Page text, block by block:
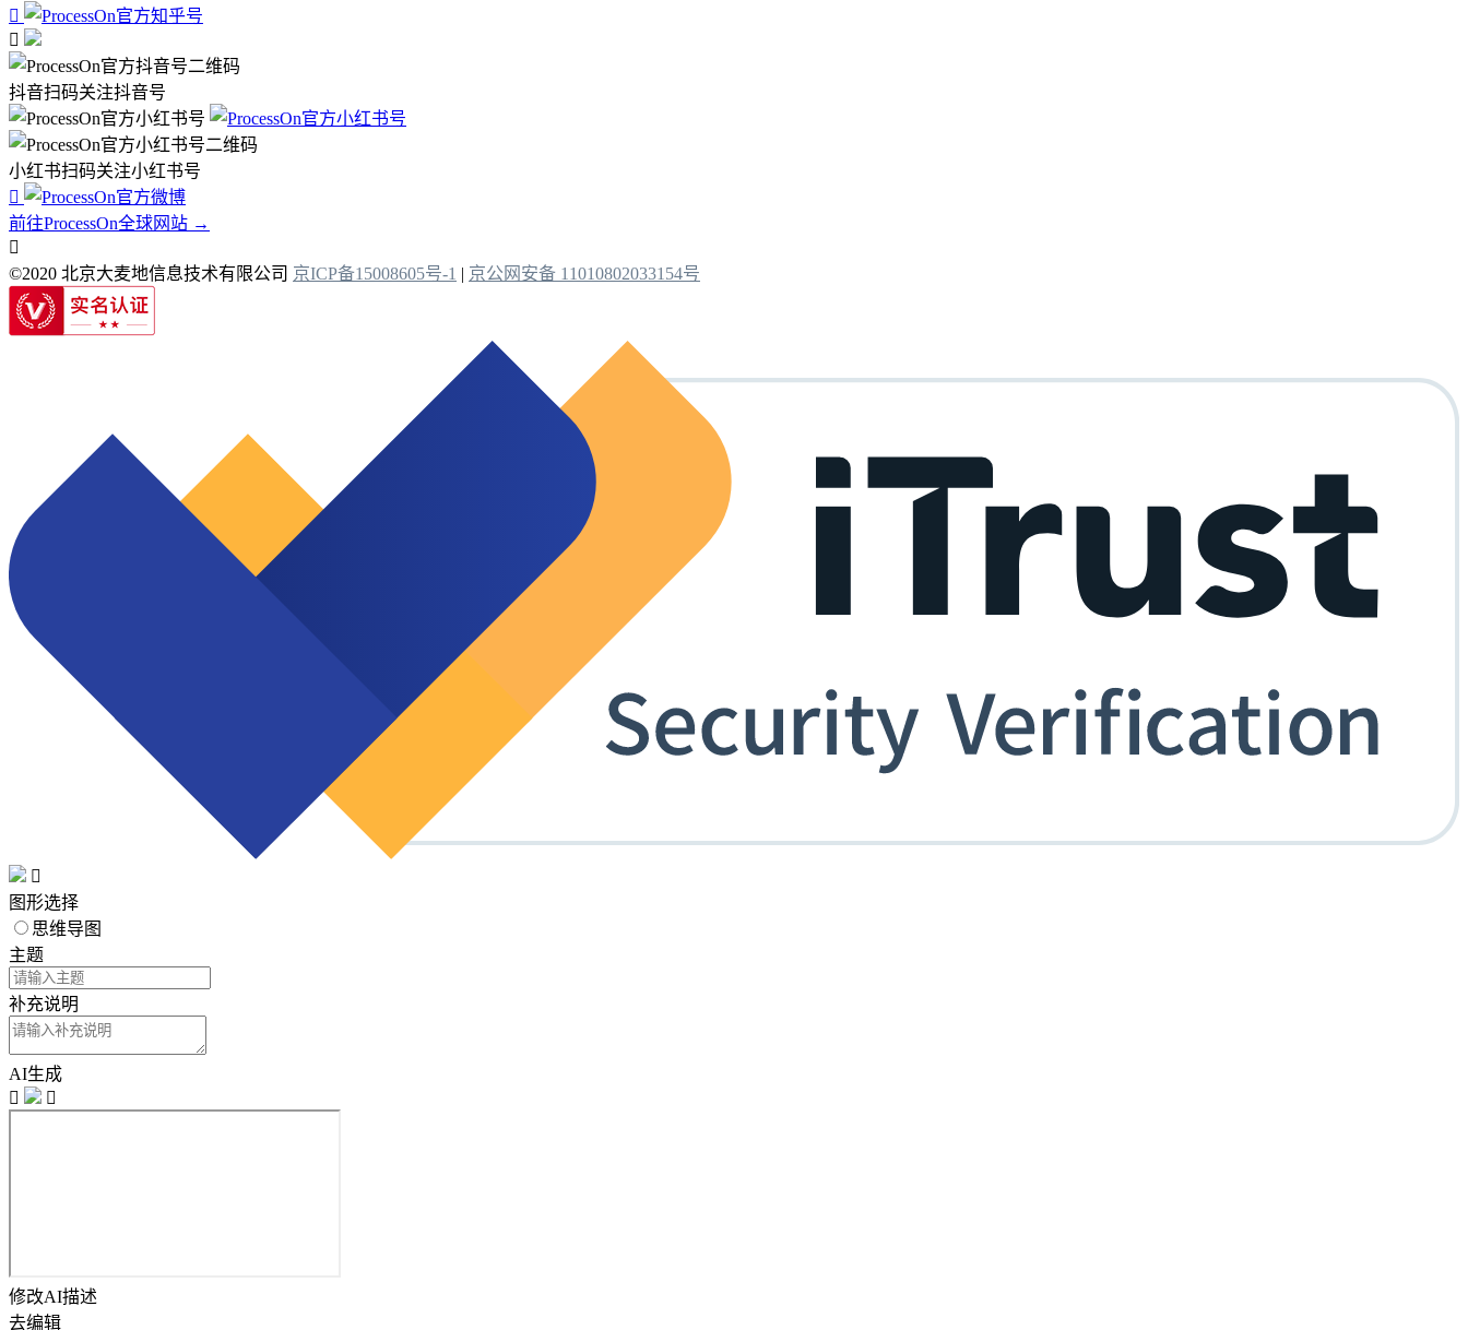


抖音扫码关注抖音号
小红书扫码关注小红书号

前往ProcessOn全球网站 →

©2020 北京大麦地信息技术有限公司 京ICP备15008605号-1 | 京公网安备 11010802033154号

图形选择
思维导图
主题
补充说明
AI生成


修改AI描述
去编辑